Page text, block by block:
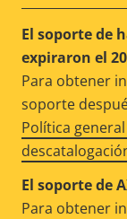
El soporte de
expiraron el
Para obtener
soporte
Política
El soporte de
Para obtener